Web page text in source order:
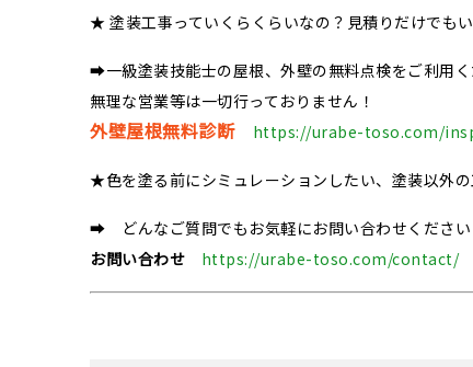
★ 塗装工事っていくらくらいなの？見積りだけでも
➡一級塗装技能士の屋根、外壁の無料点検をご利用く
無理な営業等は一切行っておりません！
外壁屋根無料診断 https://urabe-toso.com/
★色を塗る前にシミュレーションしたい、塗装以外
➡ どんなご質問でもお気軽にお問い合わせください
お問い合わせ
https://urabe-toso.com/contact/